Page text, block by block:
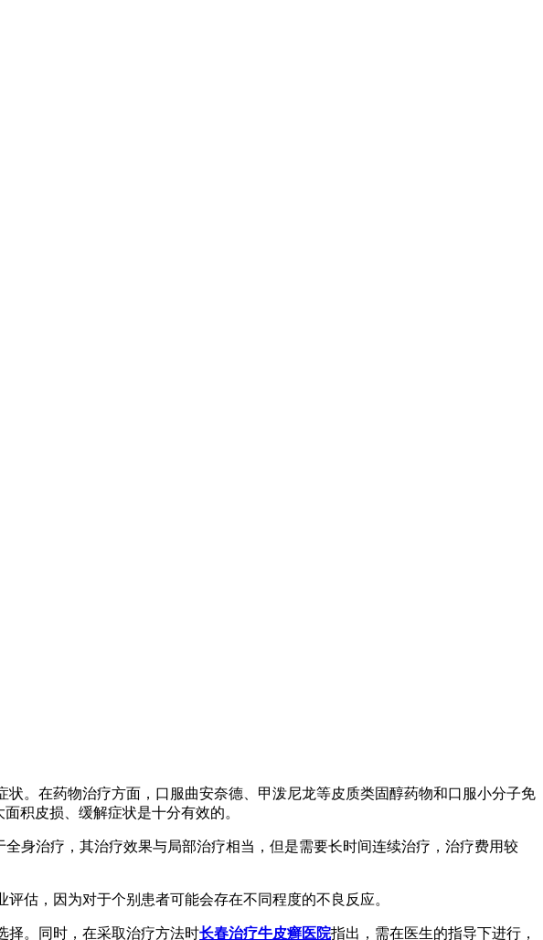
。在药物治疗方面，口服曲安奈德、甲泼尼龙等皮质类固醇药物和口服小分子免
积皮损、缓解症状是十分有效的。
身治疗，其治疗效果与局部治疗相当，但是需要长时间连续治疗，治疗费用较
估，因为对于个别患者可能会存在不同程度的不良反应。
择。同时，在采取治疗方法时长春治疗牛皮癣医院指出，需在医生的指导下进行，